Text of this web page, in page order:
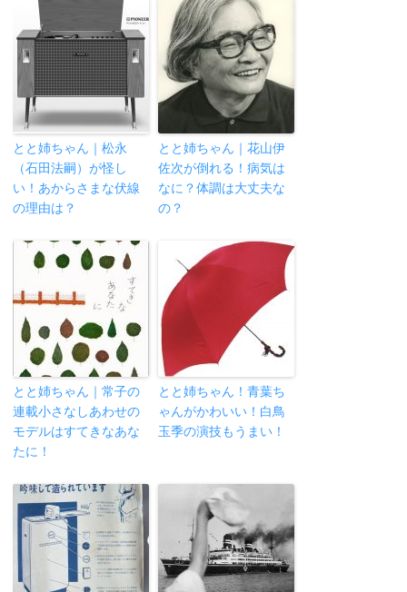
とと姉ちゃん｜松永
（石田法嗣）が怪し
い！あからさまな伏線
の理由は？
とと姉ちゃん｜花山伊
佐次が倒れる！病気は
なに？体調は大丈夫な
の？
とと姉ちゃん｜常子の
連載小さなしあわせの
モデルはすてきなあな
たに！
とと姉ちゃん！青葉ち
ゃんがかわいい！白鳥
玉季の演技もうまい！